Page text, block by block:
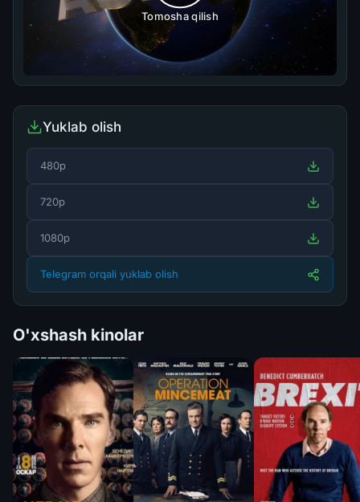
Tomosha qilish
Yuklab olish
480p
720p
1080p
Telegram orqali yuklab olish
O'xshash kinolar